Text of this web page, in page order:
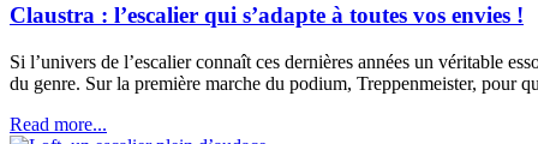
Claustra : l’escalier qui s’adapte à toutes vos envies !
Si l’univers de l’escalier connaît ces dernières années un véritable
du genre. Sur la première marche du podium, Treppenmeister, pour
Read more...